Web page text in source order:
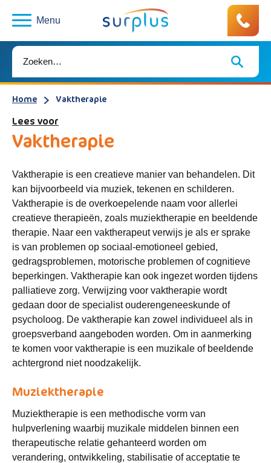
Menu
Home Vaktherapie
Lees voor
Vaktherapie
Vaktherapie is een creatieve manier van behandelen. Dit
kan bijvoorbeeld via muziek, tekenen en schilderen.
Vaktherapie is de overkoepelende naam voor allerlei
creatieve therapieën, zoals muziektherapie en beeldende
therapie. Naar een vaktherapeut verwijs je als er sprake
is van problemen op sociaal-emotioneel gebied,
gedragsproblemen, motorische problemen of cognitieve
beperkingen. Vaktherapie kan ook ingezet worden tijdens
palliatieve zorg. Verwijzing voor vaktherapie wordt
gedaan door de specialist ouderengeneeskunde of
psycholoog. De vaktherapie kan zowel individueel als in
groepsverband aangeboden worden. Om in aanmerking
te komen voor vaktherapie is een muzikale of beeldende
achtergrond niet noodzakelijk.
Muziektherapie
Muziektherapie is een methodische vorm van
hulpverlening waarbij muzikale middelen binnen een
therapeutische relatie gehanteerd worden om
verandering, ontwikkeling, stabilisatie of acceptatie te